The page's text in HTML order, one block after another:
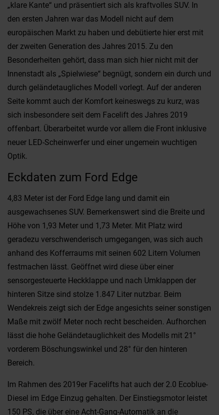
„klare Kante“ und präsentiert sich als kraftvolles SUV. In
den ersten Jahren war das Modell nicht auf dem
europäischen Markt zu haben und debütierte hier erst mit
der zweiten Generation des Jahres 2015. Zu den
Besonderheiten gehört, dass man sich hier nicht mit der
Innenstadt als „Spielwiese“ begnügt, sondern ein durch und
durch geländetaugliches Modell vorlegt. Auf der anderen
Seite kommt auch der Komfort keineswegs zu kurz, was
sich insbesondere seit dem Facelift des Jahres 2019
offenbart. Überarbeitet wurde vor allem die Front inklusive
neuer LED-Scheinwerfer und einer ungemein wuchtigen
Optik.
Eckdaten zum Ford Edge
4,83 Meter ist der Ford Edge lang und damit ein
ausgewachsenes SUV. Bemerkenswert sind die Breite und
Höhe von 1,93 Meter und 1,73 Meter. Mit Platz wird
geradezu verschwenderisch umgegangen, was sich auch
anhand des Kofferraums mit seinen 602 Litern Volumen
festmachen lässt. Geöffnet wird diese über einer
sensorgesteuerte Heckklappe und nach Umklappen der
hinteren Sitze sind stolze 1.847 Liter nutzbar. Beim
Wendekreis zeigt sich der Edge angesichts seiner sonstigen
Maße mit zwölf Meter noch recht bescheiden. Aufhorchen
lässt die hohe Geländetauglichkeit des Modells mit 21°
vorderem Böschungswinkel und 28° für den hinteren
Bereich.
Im Rahmen des 2019er Facelifts hat auch der 2.0 Ecoblue-
Diesel im Edge Einzug gehalten. Der Einstiegsmotor leistet
150 PS, die über eine Acht-Gang-Automatik an die